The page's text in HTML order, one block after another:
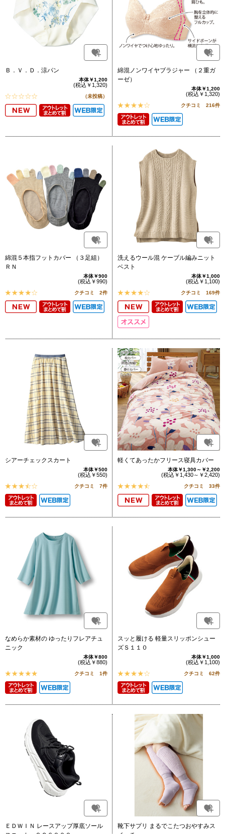
Ｂ．Ｖ．Ｄ．涼パン
本体￥1,200
(税込￥1,320)
（未投稿）
綿混ノンワイヤブラジャー （２重ガ
ーゼ）
本体￥1,200
(税込￥1,320)
クチコミ 216件
綿混５本指フットカバー （３足組）
ＲＮ
本体￥900
(税込￥990)
クチコミ 2件
洗えるウール混 ケーブル編みニット
ベスト
本体￥1,000
(税込￥1,100)
クチコミ 169件
シアーチェックスカート
本体￥500
(税込￥550)
クチコミ 7件
軽くてあったかフリース寝具カバー
本体￥1,300～￥2,200
(税込￥1,430～￥2,420)
クチコミ 33件
なめらか素材の ゆったりフレアチュ
ニック
本体￥800
(税込￥880)
クチコミ 1件
スッと履ける 軽量スリッポンシュー
ズＳ１１０
本体￥1,000
(税込￥1,100)
クチコミ 62件
ＥＤＷＩＮ レースアップ厚底ソール
靴下サプリ まるでこたつおやすみス